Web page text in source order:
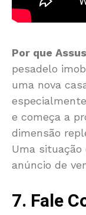
Por que
pesadelo
uma nova
e começa a
dimensão
Uma situação
anúncio de
7. Fale